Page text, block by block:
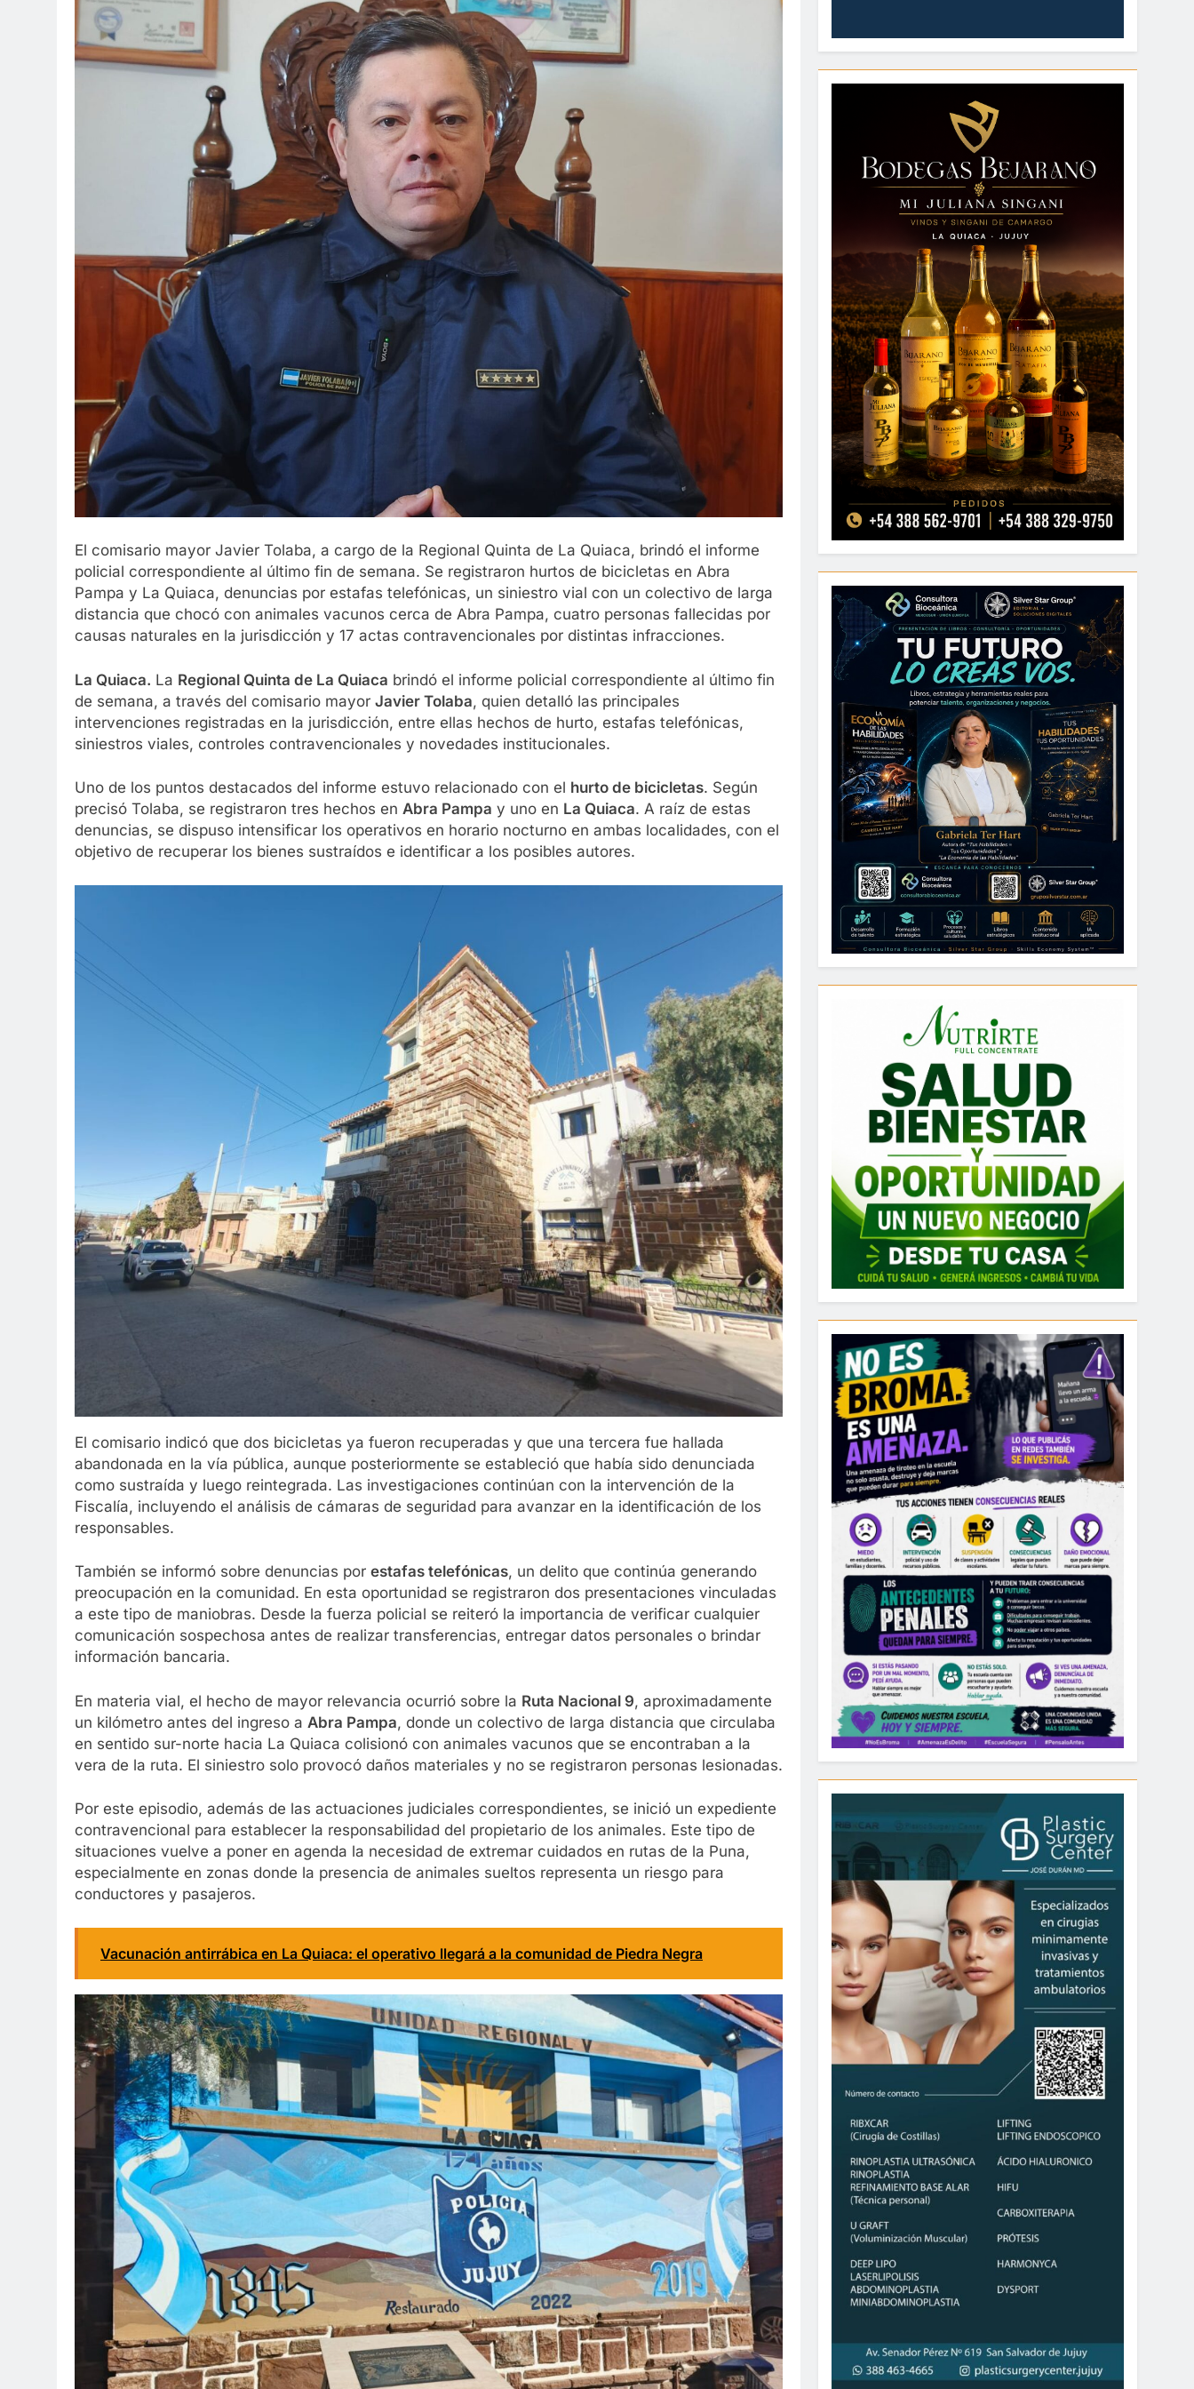
El comisario mayor Javier Tolaba, a cargo de la Regional Quinta de La Quiaca, brindó el informe
policial correspondiente al último fin de semana. Se registraron hurtos de bicicletas en Abra
Pampa y La Quiaca, denuncias por estafas telefónicas, un siniestro vial con un colectivo de larga
distancia que chocó con animales vacunos cerca de Abra Pampa, cuatro personas fallecidas por
causas naturales en la jurisdicción y 17 actas contravencionales por distintas infracciones.
La Quiaca. La Regional Quinta de La Quiaca brindó el informe policial correspondiente al último fin
de semana, a través del comisario mayor Javier Tolaba, quien detalló las principales
intervenciones registradas en la jurisdicción, entre ellas hechos de hurto, estafas telefónicas,
siniestros viales, controles contravencionales y novedades institucionales.
Uno de los puntos destacados del informe estuvo relacionado con el hurto de bicicletas. Según
precisó Tolaba, se registraron tres hechos en Abra Pampa y uno en La Quiaca. A raíz de estas
denuncias, se dispuso intensificar los operativos en horario nocturno en ambas localidades, con el
objetivo de recuperar los bienes sustraídos e identificar a los posibles autores.
El comisario indicó que dos bicicletas ya fueron recuperadas y que una tercera fue hallada
abandonada en la vía pública, aunque posteriormente se estableció que había sido denunciada
como sustraída y luego reintegrada. Las investigaciones continúan con la intervención de la
Fiscalía, incluyendo el análisis de cámaras de seguridad para avanzar en la identificación de los
responsables.
También se informó sobre denuncias por estafas telefónicas, un delito que continúa generando
preocupación en la comunidad. En esta oportunidad se registraron dos presentaciones vinculadas
a este tipo de maniobras. Desde la fuerza policial se reiteró la importancia de verificar cualquier
comunicación sospechosa antes de realizar transferencias, entregar datos personales o brindar
información bancaria.
En materia vial, el hecho de mayor relevancia ocurrió sobre la Ruta Nacional 9, aproximadamente
un kilómetro antes del ingreso a Abra Pampa, donde un colectivo de larga distancia que circulaba
en sentido sur-norte hacia La Quiaca colisionó con animales vacunos que se encontraban a la
vera de la ruta. El siniestro solo provocó daños materiales y no se registraron personas lesionadas.
Por este episodio, además de las actuaciones judiciales correspondientes, se inició un expediente
contravencional para establecer la responsabilidad del propietario de los animales. Este tipo de
situaciones vuelve a poner en agenda la necesidad de extremar cuidados en rutas de la Puna,
especialmente en zonas donde la presencia de animales sueltos representa un riesgo para
conductores y pasajeros.
Vacunación antirrábica en La Quiaca: el operativo llegará a la comunidad de Piedra Negra